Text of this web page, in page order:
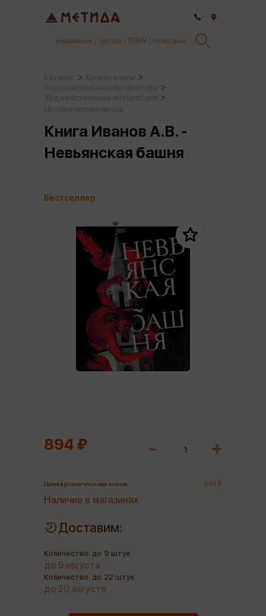
Книга Иванов А.В. -
Невьянская башня
Бестселлер
894 ₽
Цена в розничных магазинах: 941 ₽
Наличие в магазинах
Доставим:
Количество: до 9 штук
до 9 августа
Количество: до 22 штук
до 20 августа